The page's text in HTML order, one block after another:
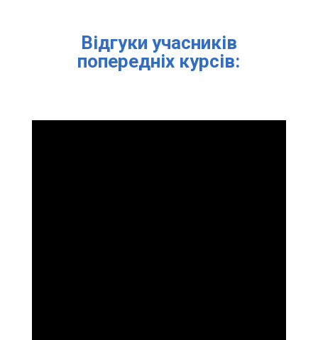
Відгуки учасників
попередніх курсів: